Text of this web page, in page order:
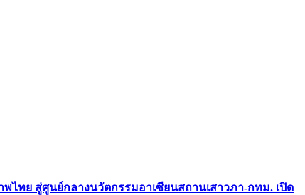
พไทย สู่ศูนย์กลางนวัตกรรมอาเซียนสถานเสาวภา-กทม. เปิด